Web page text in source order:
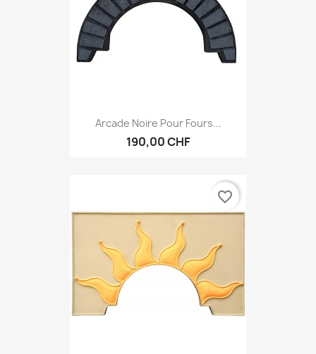
Arcade Noire Pour Fours...
190,00 CHF
favorite_border